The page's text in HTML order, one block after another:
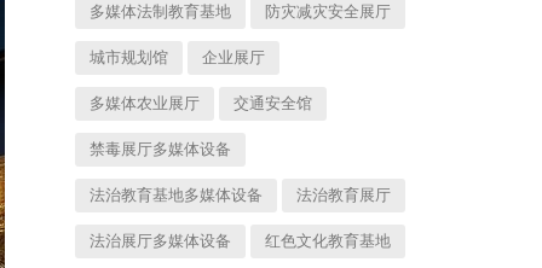
多媒体法制教育基地 防灾减灾安全展厅
城市规划馆 企业展厅
多媒体农业展厅 交通安全馆
禁毒展厅多媒体设备
法治教育基地多媒体设备 法治教育展厅
法治展厅多媒体设备 红色文化教育基地